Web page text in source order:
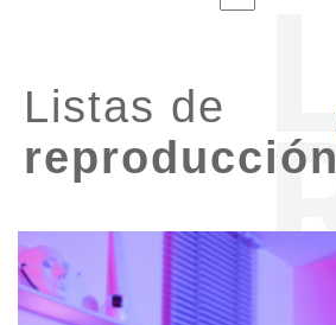
Listas de
reproducción